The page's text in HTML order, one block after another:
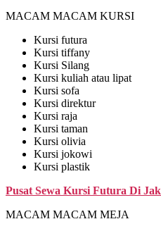
MACAM MACAM KURSI
Kursi futura
Kursi tiffany
Kursi Silang
Kursi kuliah atau lipat
Kursi sofa
Kursi direktur
Kursi raja
Kursi taman
Kursi olivia
Kursi jokowi
Kursi plastik
Pusat Sewa Kursi Futura Di
MACAM MACAM MEJA